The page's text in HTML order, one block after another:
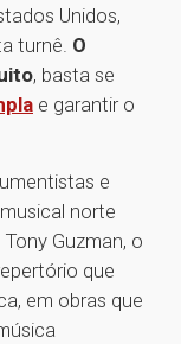
Unidos,
turnê. O
, basta se
e garantir o
e
norte
Guzman, o
que
em obras que